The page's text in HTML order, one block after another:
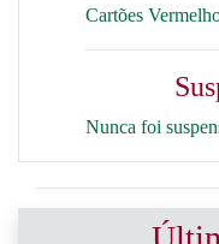
Cartões
Nunca foi